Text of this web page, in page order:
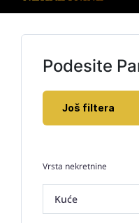
Podesite
Još filtera
Vrsta nekretnine